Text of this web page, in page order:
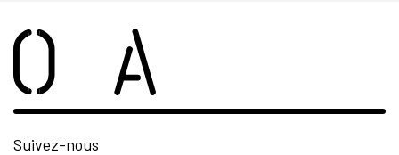
Suivez-nous